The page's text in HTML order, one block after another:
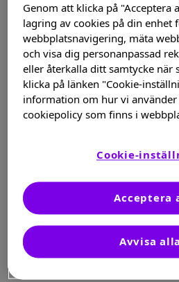
Vilka är symptomen?
Symptomen uppträder ungefär
smittotillfället, i genomsnitt efter
Huvudvärk och feber
Illamående och buksmärtor
Hur smittar det?
Genom att klicka på "Acceptera
lagring av cookies på din enhet
webbplatsnavigering, mäta
och visa dig personanpassad
eller återkalla ditt samtycke när
klicka på länken "Cookie-
information om hur vi använder
cookiepolicy som finns i
Cookie-
Avvisa alla
Acceptera